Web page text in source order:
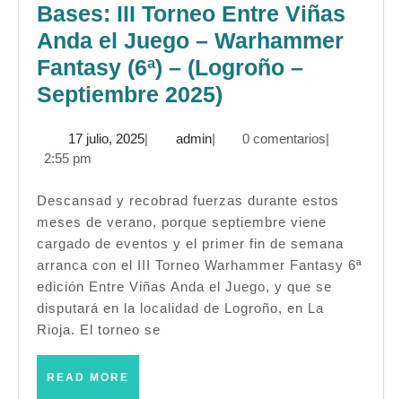
Bases: III Torneo Entre Viñas
Anda el Juego – Warhammer
Fantasy (6ª) – (Logroño –
Septiembre 2025)
Torneo
Viñas
Anda
el
Juego
–
17 julio, 202517
| adminadmin
| 0 comentarios|
2:55 pm
Descansad y recobrad fuerzas durante estos
meses de verano, porque septiembre viene
cargado de eventos y el primer fin de semana
arranca con el III Torneo Warhammer Fantasy 6ª
edición Entre Viñas Anda el Juego, y que se
disputará en la localidad de Logroño, en La
Rioja. El torneo se
READ MORE